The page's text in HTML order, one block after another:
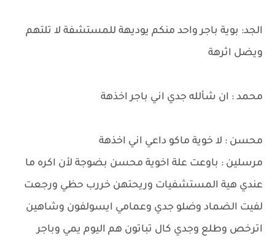
الجد: بوية باجر واحد منكم يوديهة للمستشفة لا تلتهم
ويضل اثرهة
محمد : ان شألله جدي اني باجر اخذهة
محسن : لا خوية ماكو داعي اني اخذهة
مرسلين : باوعت علة اخوية محسن بضوجة لأن اكره ما
عندي هية المستشفيات وريحتهن خررب حظي ورجعت
لفيت الضماد وضلو جدي وعمامي ايسولفون وشاهين
اترخص وطلع وجدي كال تباتون هم اليوم يمي وباجر